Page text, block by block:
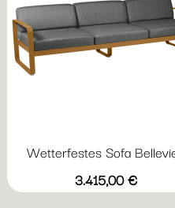
Wetterfestes Sofa
Preis
3.415,00 €
Vorschau
AbyssblauAcapulcoblau
AnthrazitCapucine